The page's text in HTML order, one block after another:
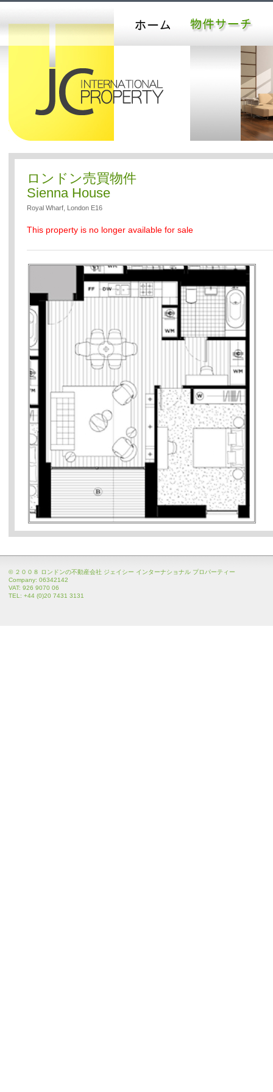
ロンドン売買物件
Sienna House
Royal Wharf, London E16
This property is no longer available for sale
© ２００８ ロンドンの不動産会社 ジェイシー インターナショナル プロパーティー
Company: 06342142
VAT: 926 9070 06
TEL: +44 (0)20 7431 3131